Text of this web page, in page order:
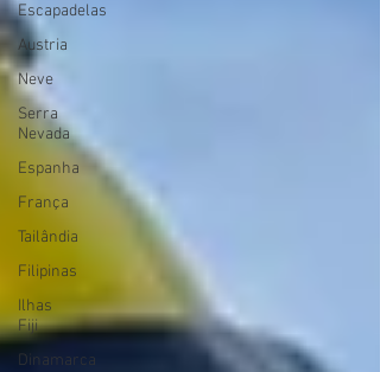
Escapadelas
Austria
Neve
Serra
Nevada
Espanha
França
Tailândia
Filipinas
Ilhas
Fiji
Dinamarca